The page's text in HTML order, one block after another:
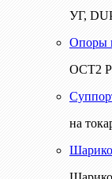
УГ,
Опоры
ОСТ2
на